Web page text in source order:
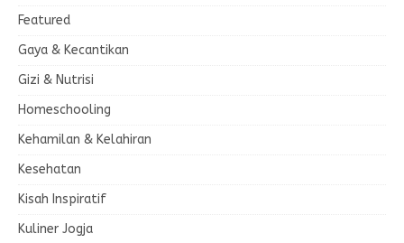
Featured
Gaya & Kecantikan
Gizi & Nutrisi
Homeschooling
Kehamilan & Kelahiran
Kesehatan
Kisah Inspiratif
Kuliner Jogja